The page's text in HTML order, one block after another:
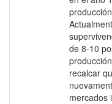
de 8-10
recalcar
mercados